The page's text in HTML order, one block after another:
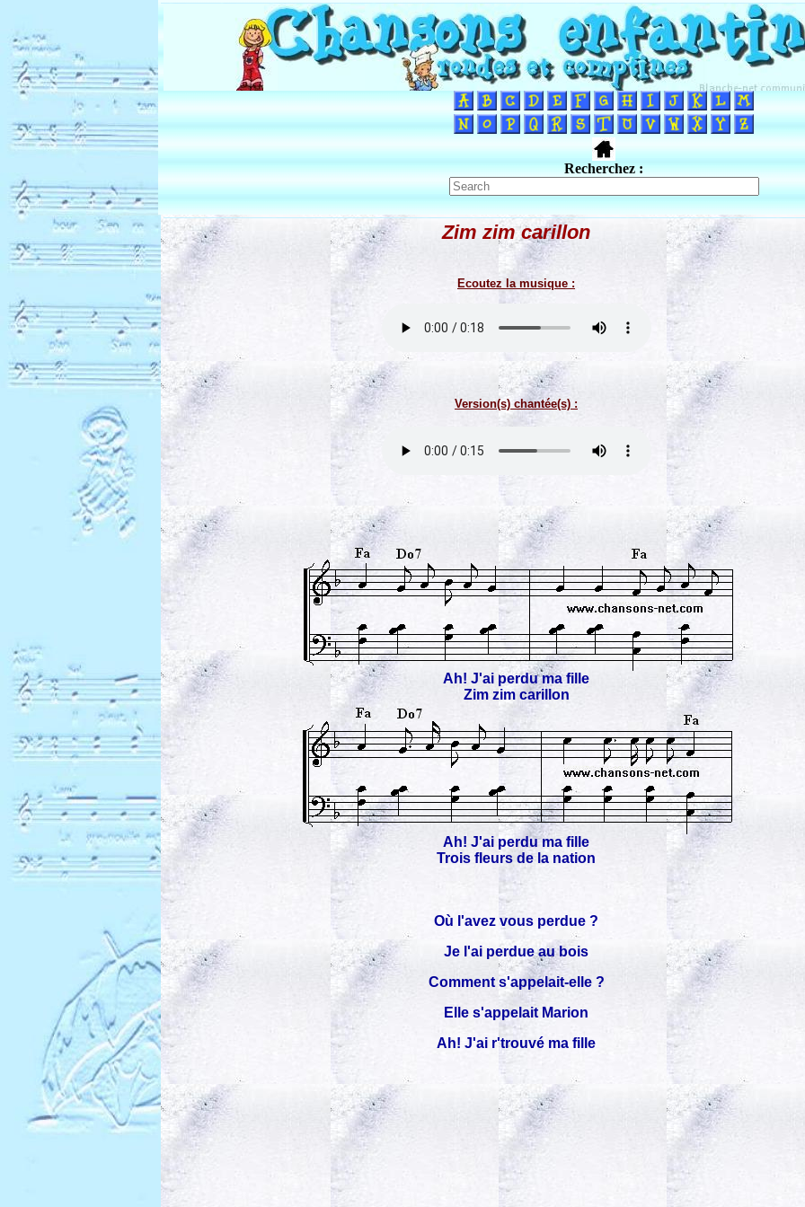
Recherchez :
Zim zim carillon
Ecoutez la musique :
Version(s) chantée(s) :
Ah! J'ai perdu ma fille
Zim zim carillon
Ah! J'ai perdu ma fille
Trois fleurs de la nation
Où l'avez vous perdue ?
Je l'ai perdue au bois
Comment s'appelait-elle ?
Elle s'appelait Marion
Ah! J'ai r'trouvé ma fille